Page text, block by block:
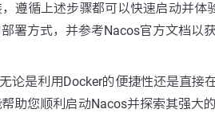
遵循上述步骤都可以快速启动并体
署方式，并参考Nacos官方文档以
论是利用Docker的便捷性还是直接
助您顺利启动Nacos并探索其强大